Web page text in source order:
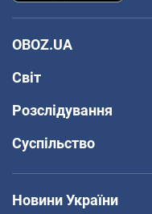
OBOZ.UA
Світ
Розслідування
Суспільство
Новини України